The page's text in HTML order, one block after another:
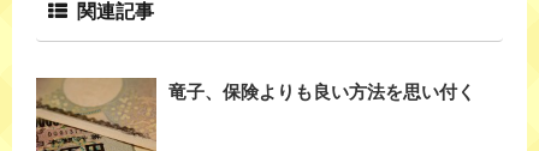
関連記事
竜子、保険よりも良い方法を思い付く